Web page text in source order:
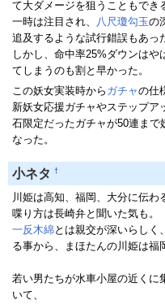
て大ダメージを狙うこともでき
一時は注目され、 八尺瓊勾玉の
追及するような試行錯誤もあっ
しかし、命中率25%ダウンは
てしまうのも割と早かった。
この妖女実装時から ガチャの仕
新妖女応援ガチャやステップ
石限定だったガチャが50連ま
なった。
小ネタ †
川姫は高知、福岡、大分に伝わ
喋り方は長崎弁と聞いた気も。
一反木綿とは親交が深いらしく
る事から、まほたんの川姫は福
若い男たちが水車小屋の近くに
いて、